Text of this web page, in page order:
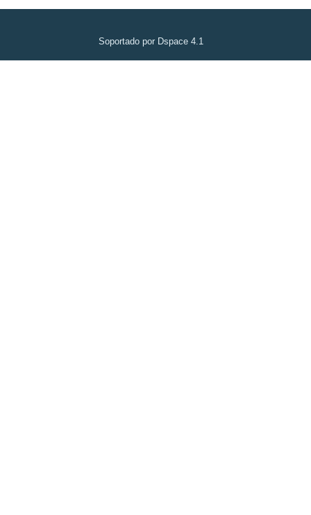
Soportado por Dspace 4.1